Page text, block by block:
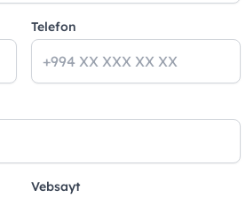
Telefon
Vebsayt